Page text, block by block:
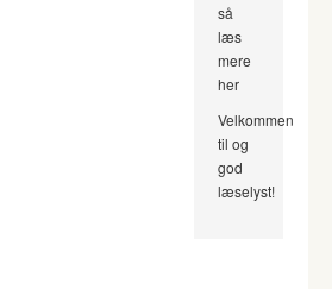
så
læs
mere
her
Velkommen
til og
god
læselyst!